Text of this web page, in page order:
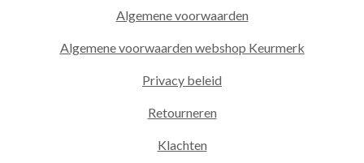
Algemene voorwaarden
Algemene voorwaarden webshop Keurmerk
Privacy beleid
Retourneren
Klachten